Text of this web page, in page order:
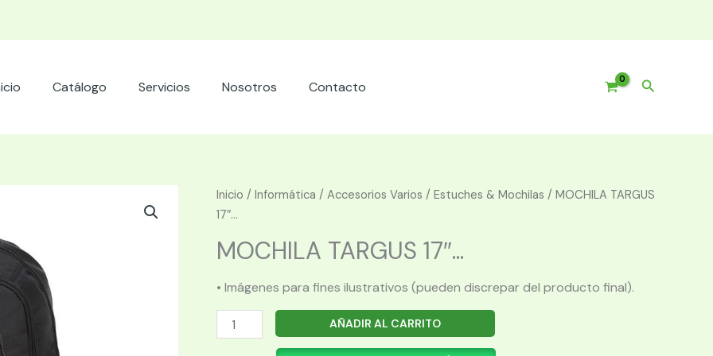
Catálogo Servicios Nosotros Contacto Buscar
Inicio / Informática / Accesorios Varios / Estuches & Mochilas / MOCHILA TARGUS
17″...
MOCHILA TARGUS 17″...
• Imágenes para fines ilustrativos (pueden discrepar del producto final).
MOCHILA
TARGUS
AÑADIR AL CARRITO